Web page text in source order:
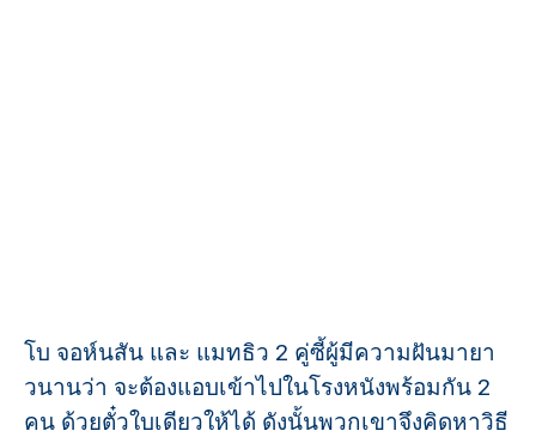
โบ จอห์นสัน และ แมทธิว 2 คู่ซี้ผู้มีความฝันมายา
วนานว่า จะต้องแอบเข้าไปในโรงหนังพร้อมกัน 2
คน ด้วยตั๋วใบเดียวให้ได้ ดังนั้นพวกเขาจึงคิดหาวิธี